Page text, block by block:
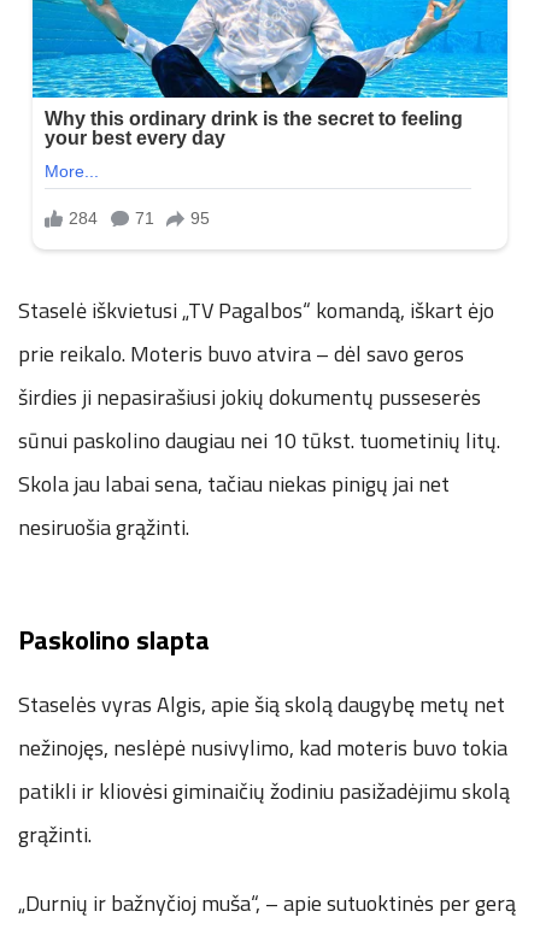
Staselė iškvietusi „TV Pagalbos“ komandą, iškart ėjo
prie reikalo. Moteris buvo atvira – dėl savo geros
širdies ji nepasirašiusi jokių dokumentų pusseserės
sūnui paskolino daugiau nei 10 tūkst. tuometinių litų.
Skola jau labai sena, tačiau niekas pinigų jai net
nesiruošia grąžinti.
Paskolino slapta
Staselės vyras Algis, apie šią skolą daugybę metų net
nežinojęs, neslėpė nusivylimo, kad moteris buvo tokia
patikli ir kliovėsi giminaičių žodiniu pasižadėjimu skolą
grąžinti.
„Durnių ir bažnyčioj muša“, – apie sutuoktinės per gerą